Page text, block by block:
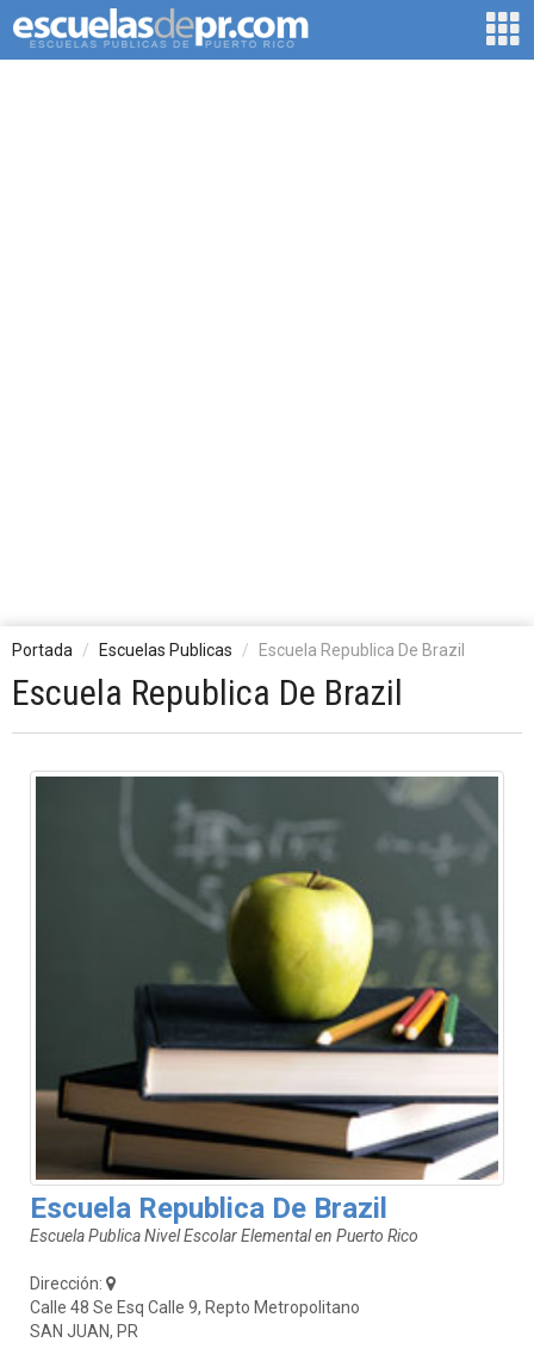
Portada Escuelas Publicas Escuela Republica De Brazil
Escuela Republica De Brazil
Escuela Republica De Brazil
Escuela Publica Nivel Escolar Elemental en Puerto Rico
Dirección:
Calle 48 Se Esq Calle 9, Repto Metropolitano
SAN JUAN, PR